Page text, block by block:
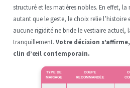
structuré et les matières nobles. En effet,
autant que le geste, le choix relie l’histoire
aucune rigidité ne bride le vestiaire actuel,
tranquillement. Votre décision
clin d’œil contemporain.
TYPE DE
MARIAGE
COUPE
RECOMMANDÉE